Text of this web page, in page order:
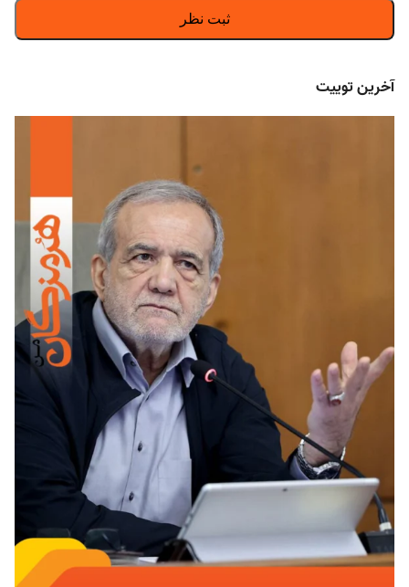
آخرین توییت